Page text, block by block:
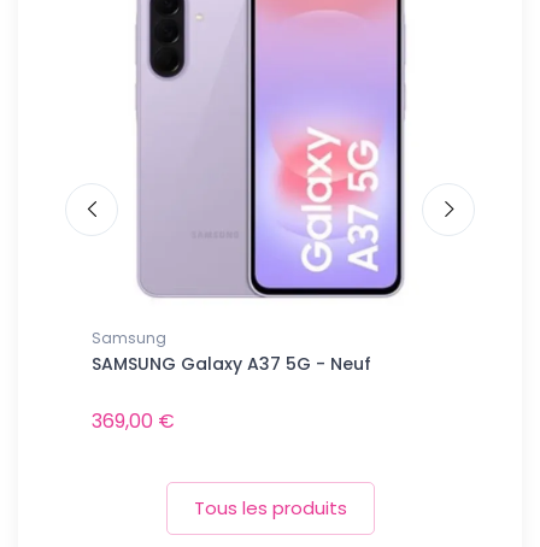
Samsung
SAMSUNG Galaxy A37 5G - Neuf
369,00 €
Tous les produits